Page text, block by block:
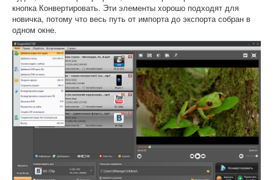
кнопка Конвертировать. Эти элементы хорошо подходят для
новичка, потому что весь путь от импорта до экспорта собран в
одном окне.